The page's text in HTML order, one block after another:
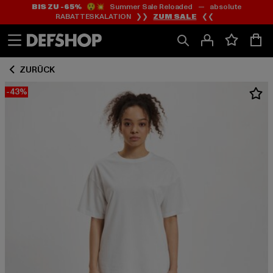
Zum
Inhalt
springen
Zum
Fußzeile
springen
BIS ZU -65%😲💥 Summer Sale Reloaded — absolute
RABATTESKALATION ❯❯ ZUM SALE ❮❮
ZURÜCK
-43%